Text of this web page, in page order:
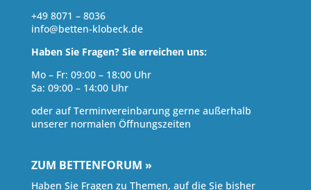
+49 8071 – 8036
info@betten-klobeck.de
Haben Sie Fragen? Sie erreichen uns:
Mo – Fr: 09:00 – 18:00 Uhr
Sa: 09:00 – 14:00 Uhr
oder auf Terminvereinbarung gerne außerhalb
unserer normalen Öffnungszeiten
ZUM BETTENFORUM »
Haben Sie Fragen zu Themen, auf die Sie bisher